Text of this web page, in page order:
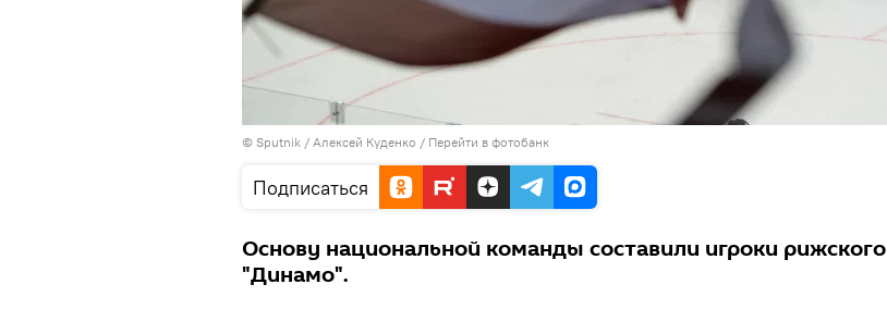
© Sputnik / Алексей Куденко / Перейти в фотобанк
Подписаться
Основу национальной команды составили игроки рижского
"Динамо".